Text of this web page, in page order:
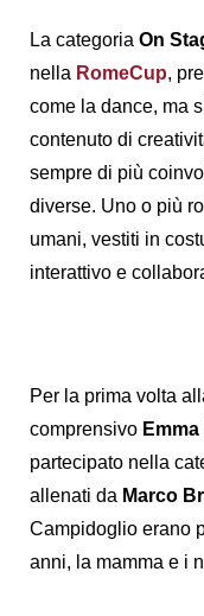
La categoria On
nella RomeCup,
come la dance, ma
contenuto di
sempre di più
diverse. Uno o più
umani, vestiti in
interattivo e
Per la prima volta
comprensivo
partecipato nella
allenati da Marco
Campidoglio erano
anni, la mamma e i